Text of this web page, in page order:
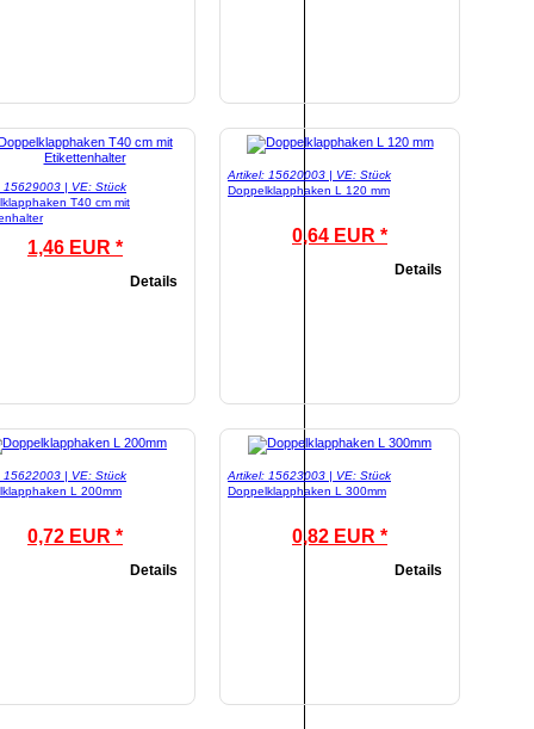
15629003 | VE: Stück
T40 cm mit
1,46 EUR *
Details
Artikel: 15620003 | VE: Stück
Doppelklapphaken L 120 mm
0,64 EUR *
Details
15622003 | VE: Stück
L 200mm
0,72 EUR *
Details
Artikel: 15623003 | VE: Stück
Doppelklapphaken L 300mm
0,82 EUR *
Details